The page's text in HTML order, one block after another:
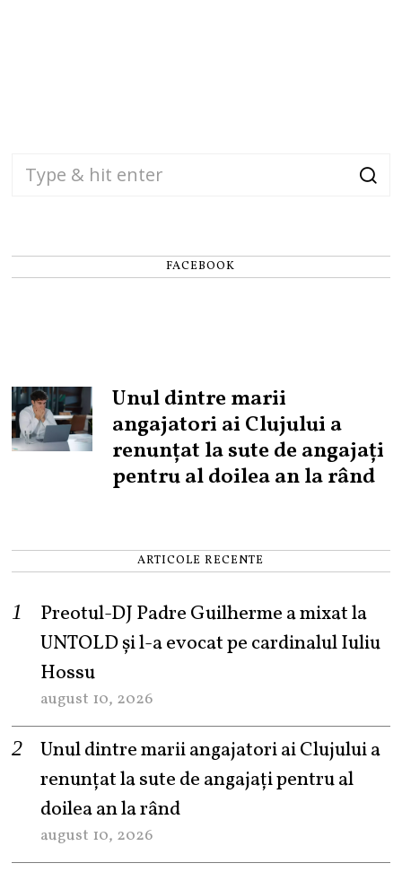
FACEBOOK
Unul dintre marii
angajatori ai Clujului a
renunțat la sute de angajați
pentru al doilea an la rând
ARTICOLE RECENTE
Preotul-DJ Padre Guilherme a mixat la
UNTOLD și l-a evocat pe cardinalul Iuliu
Hossu
august 10, 2026
Unul dintre marii angajatori ai Clujului a
renunțat la sute de angajați pentru al
doilea an la rând
august 10, 2026